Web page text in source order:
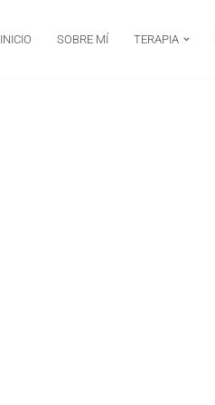
INICIO SOBRE MÍ TERAPIA